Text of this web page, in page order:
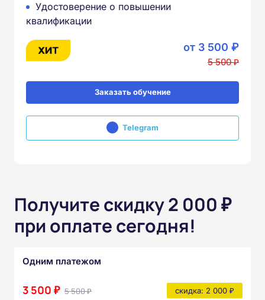
Удостоверение о повышении
квалификации
от 3 500 ₽
5 500 ₽
Заказать обучение
Telegram
Получите скидку 2 000 ₽
при оплате сегодня!
Одним платежом
3 500 ₽ 5 500 ₽ скидка: 2 000 ₽